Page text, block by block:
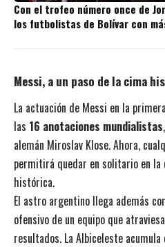
Con el trofeo número once de
los futbolistas de Bolívar con
Messi, a un paso de la cima
La actuación de Messi en la
las 16 anotaciones mundialistas
alemán Miroslav Klose. Ahora,
permitirá quedar en solitario en la
histórica.
El astro argentino llega además
ofensivo de un equipo que
resultados. La Albiceleste acumula